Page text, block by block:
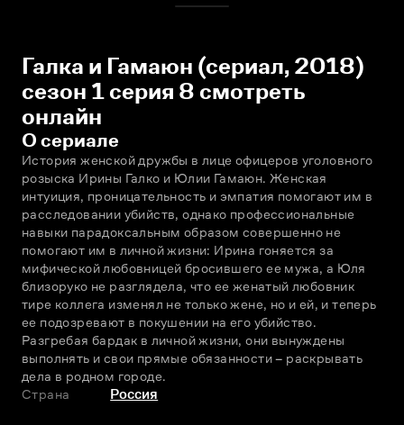
Галка и Гамаюн (сериал, 2018)
сезон 1 серия 8 смотреть
онлайн
О сериале
История женской дружбы в лице офицеров уголовного
розыска Ирины Галко и Юлии Гамаюн. Женская
интуиция, проницательность и эмпатия помогают им в
расследовании убийств, однако профессиональные
навыки парадоксальным образом совершенно не
помогают им в личной жизни: Ирина гоняется за
мифической любовницей бросившего ее мужа, а Юля
близоруко не разглядела, что ее женатый любовник
тире коллега изменял не только жене, но и ей, и теперь
ее подозревают в покушении на его убийство.
Разгребая бардак в личной жизни, они вынуждены
выполнять и свои прямые обязанности – раскрывать
дела в родном городе.
Страна
Россия